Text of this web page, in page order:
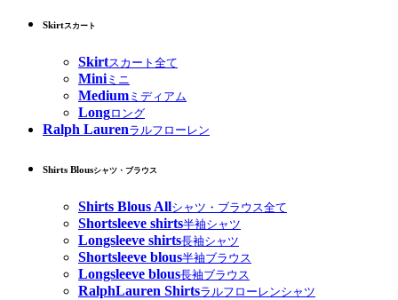
Skirtスカート
Skirtスカート全て
Miniミニ
Medium ミディアム
Longロング
Ralph Laurenラルフローレン
Shirts Blousシャツ・ブラウス
Shirts Blous Allシャツ・ブラウス全て
Shortsleeve shirts半袖シャツ
Longsleeve shirts長袖シャツ
Shortsleeve blous半袖ブラウス
Longsleeve blous長袖ブラウス
RalphLauren Shirtsラルフローレンシャツ